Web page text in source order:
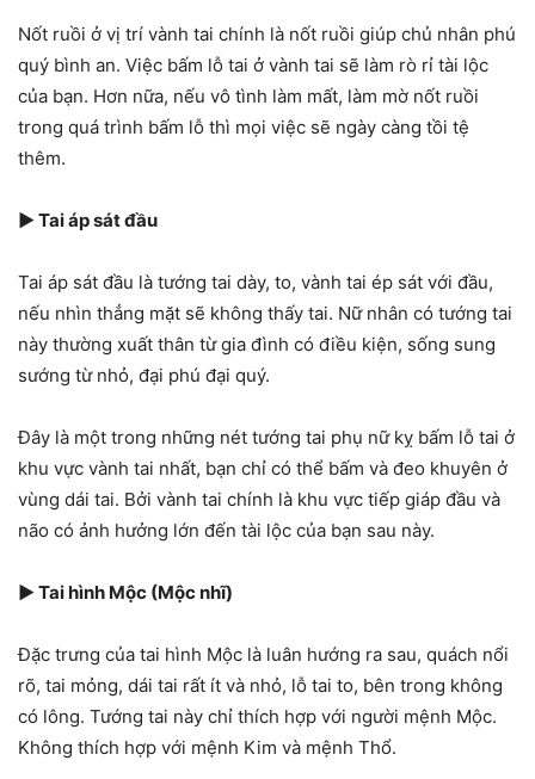
Nốt ruồi ở vị trí vành tai chính là nốt ruồi giúp chủ nhân phú
quý bình an. Việc bấm lỗ tai ở vành tai sẽ làm rò rỉ tài lộc
của bạn. Hơn nữa, nếu vô tình làm mất, làm mờ nốt ruồi
trong quá trình bấm lỗ thì mọi việc sẽ ngày càng tồi tệ
thêm.
►Tai áp sát đầu
Tai áp sát đầu là tướng tai dày, to, vành tai ép sát với đầu,
nếu nhìn thẳng mặt sẽ không thấy tai. Nữ nhân có tướng tai
này thường xuất thân từ gia đình có điều kiện, sống sung
sướng từ nhỏ, đại phú đại quý.
Đây là một trong những nét tướng tai phụ nữ kỵ bấm lỗ tai ở
khu vực vành tai nhất, bạn chỉ có thể bấm và đeo khuyên ở
vùng dái tai. Bởi vành tai chính là khu vực tiếp giáp đầu và
não có ảnh hưởng lớn đến tài lộc của bạn sau này.
►Tai hình Mộc (Mộc nhĩ)
Đặc trưng của tai hình Mộc là luân hướng ra sau, quách nổi
rõ, tai mỏng, dái tai rất ít và nhỏ, lỗ tai to, bên trong không
có lông. Tướng tai này chỉ thích hợp với người mệnh Mộc.
Không thích hợp với mệnh Kim và mệnh Thổ.